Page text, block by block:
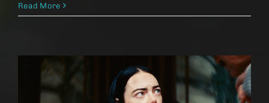
–
die
von
unten
Read More